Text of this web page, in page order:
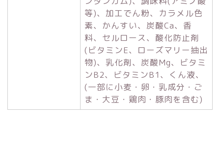
等)、加工でん粉、カラメル色
素、かんすい、炭酸Ca、香
料、セルロース、酸化防止剤
(ビタミンE、ローズマリー抽出
物)、乳化剤、炭酸Mg、ビタミ
ンB2、ビタミンB1、くん液、
(一部に小麦・卵・乳成分・ご
ま・大豆・鶏肉・豚肉を含む)